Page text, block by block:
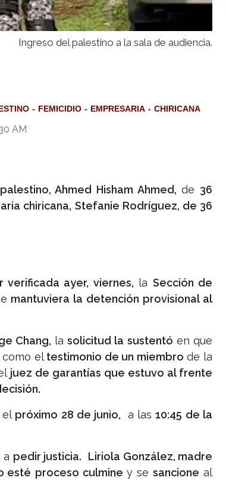
Ingreso del palestino a la sala de audiencia.
FEMICIDIO EMPRESARIA CHIRICANA
AM
palestino, Ahmed Hisham Ahmed, de 36
chiricana, Stefanie Rodríguez, de 36
ayer, viernes, la Sección de
mantuviera la detención provisional al
Chang, lasolicitud la sustentó en que
como eltestimonio de un miembro de la
juez de garantías que estuvo al frente
el próximo 28 de junio, a las10:45 de la
a pedir justicia.
Liriola González, madre
esté proceso culminey sesancione al